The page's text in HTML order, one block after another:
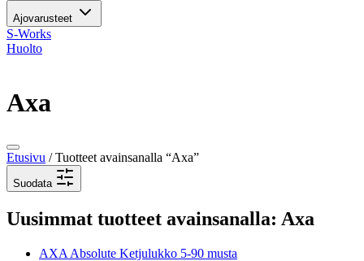
Ajovarusteet
S-Works
Huolto
Axa
Etusivu / Tuotteet avainsanalla “Axa”
Suodata
Uusimmat tuotteet avainsanalla: Axa
AXA Absolute Ketjulukko 5-90 musta